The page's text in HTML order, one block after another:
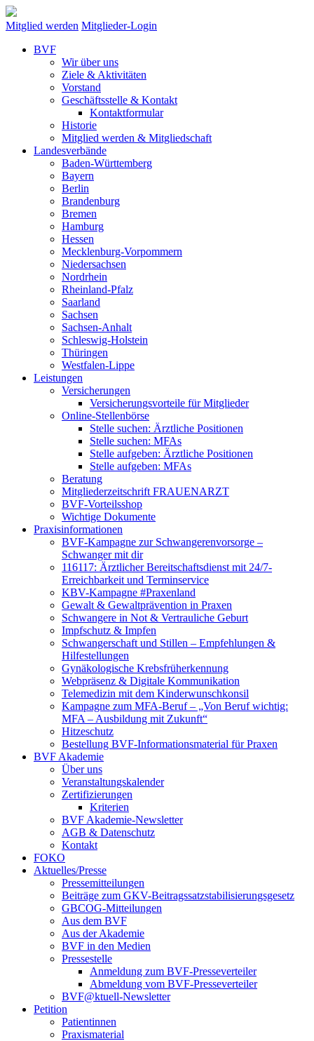
Mitglied werden Mitglieder-Login
BVF
Wir über uns
Ziele & Aktivitäten
Vorstand
Geschäftsstelle & Kontakt
Kontaktformular
Historie
Mitglied werden & Mitgliedschaft
Landesverbände
Baden-Württemberg
Bayern
Berlin
Brandenburg
Bremen
Hamburg
Hessen
Mecklenburg-Vorpommern
Niedersachsen
Nordrhein
Rheinland-Pfalz
Saarland
Sachsen
Sachsen-Anhalt
Schleswig-Holstein
Thüringen
Westfalen-Lippe
Leistungen
Versicherungen
Versicherungsvorteile für Mitglieder
Online-Stellenbörse
Stelle suchen: Ärztliche Positionen
Stelle suchen: MFAs
Stelle aufgeben: Ärztliche Positionen
Stelle aufgeben: MFAs
Beratung
Mitgliederzeitschrift FRAUENARZT
BVF-Vorteilsshop
Wichtige Dokumente
Praxisinformationen
BVF-Kampagne zur Schwangerenvorsorge –
Schwanger mit dir
116117: Ärztlicher Bereitschaftsdienst mit 24/7-
Erreichbarkeit und Terminservice
KBV-Kampagne #Praxenland
Gewalt & Gewaltprävention in Praxen
Schwangere in Not & Vertrauliche Geburt
Impfschutz & Impfen
Schwangerschaft und Stillen – Empfehlungen &
Hilfestellungen
Gynäkologische Krebsfrüherkennung
Webpräsenz & Digitale Kommunikation
Telemedizin mit dem Kinderwunschkonsil
Kampagne zum MFA-Beruf – „Von Beruf wichtig:
MFA – Ausbildung mit Zukunft“
Hitzeschutz
Bestellung BVF-Informationsmaterial für Praxen
BVF Akademie
Über uns
Veranstaltungskalender
Zertifizierungen
Kriterien
BVF Akademie-Newsletter
AGB & Datenschutz
Kontakt
FOKO
Aktuelles/Presse
Pressemitteilungen
Beiträge zum GKV-Beitragssatzstabilisierungsgesetz
GBCOG-Mitteilungen
Aus dem BVF
Aus der Akademie
BVF in den Medien
Pressestelle
Anmeldung zum BVF-Presseverteiler
Abmeldung vom BVF-Presseverteiler
BVF@ktuell-Newsletter
Petition
Patientinnen
Praxismaterial